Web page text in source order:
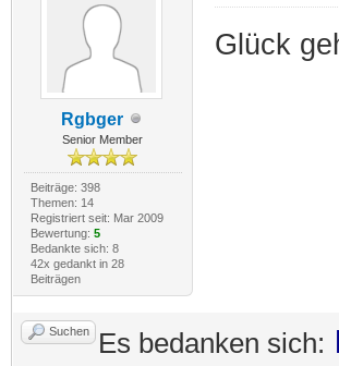
Rgbger
Senior Member
Beiträge: 398
Themen: 14
Registriert seit: Mar 2009
Bewertung: 5
Bedankte sich: 8
42x gedankt in 28
Beiträgen
Glück
Suchen Es bedanken sich: